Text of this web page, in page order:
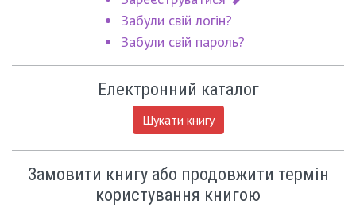
Забули свій логін?
Забули свій пароль?
Електронний каталог
Шукати книгу
Замовити книгу або продовжити термін
користування книгою